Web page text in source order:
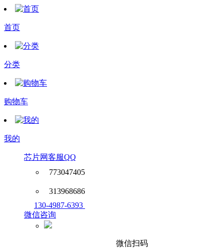
首页
分类
购物车
我的
芯片网客服QQ
773047405
313968686
130-4987-6393
微信咨询
微信扫码